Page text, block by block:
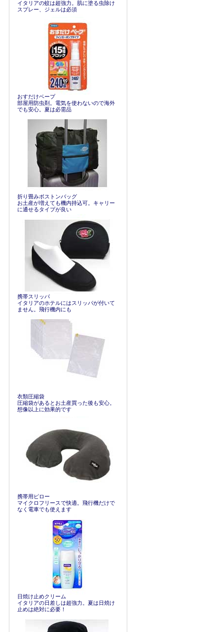
イタリアの蚊は超強力。肌に塗る虫除け
スプレー、ジェルは必須
おすだけベープ
部屋用防虫剤。電気を使わないので海外
でも安心。夏は必需品
折り畳みボストンバッグ
お土産が増えても機内持込可。キャリー
に通せるタイプが良い
携帯スリッパ
イタリアのホテルにはスリッパが付いて
ません。飛行機内にも
衣類圧縮袋
圧縮袋があるとお土産買った後も安心。
想像以上に効果的です
携帯用ピロー
マイクロフリースで快適。飛行機だけで
なく電車でも使えます
日焼け止めクリーム
イタリアの日差しは超強力。夏は日焼け
止めは絶対に必要！